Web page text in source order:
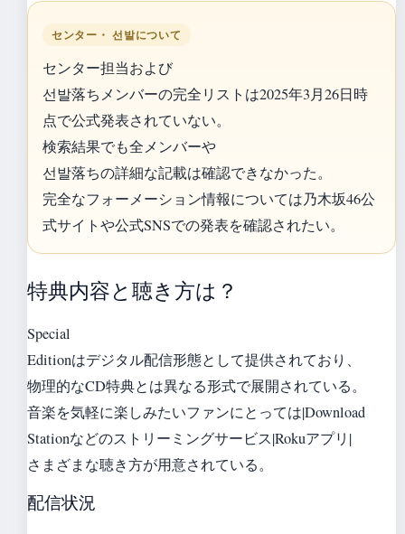
センター・ 선발について
センター担当および
선발落ちメンバーの完全リストは2025年3月26日時
点で公式発表されていない。
検索結果でも全メンバーや
선발落ちの詳細な記載は確認できなかった。
完全なフォーメーション情報については乃木坂46公
式サイトや公式SNSでの発表を確認されたい。
特典内容と聴き方は？
Special
Editionはデジタル配信形態として提供されており、
物理的なCD特典とは異なる形式で展開されている。
音楽を気軽に楽しみたいファンにとっては|Download
Stationなどのストリーミングサービス|Rokuアプリ|
さまざまな聴き方が用意されている。
配信状況